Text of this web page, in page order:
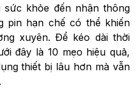
khỏe đến nhận thông
pin hạn chế có thể khiến
xuyên. Để kéo dài thời
đây là 10 mẹo hiệu quả,
thiết bị lâu hơn mà vẫn